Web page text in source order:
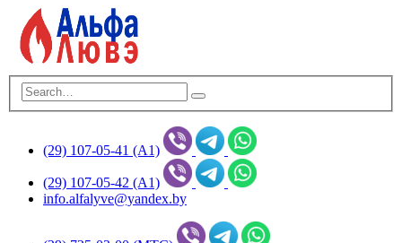
(29) 107-05-41 (А1)
(29) 107-05-42 (А1)
info.alfalyve@yandex.by